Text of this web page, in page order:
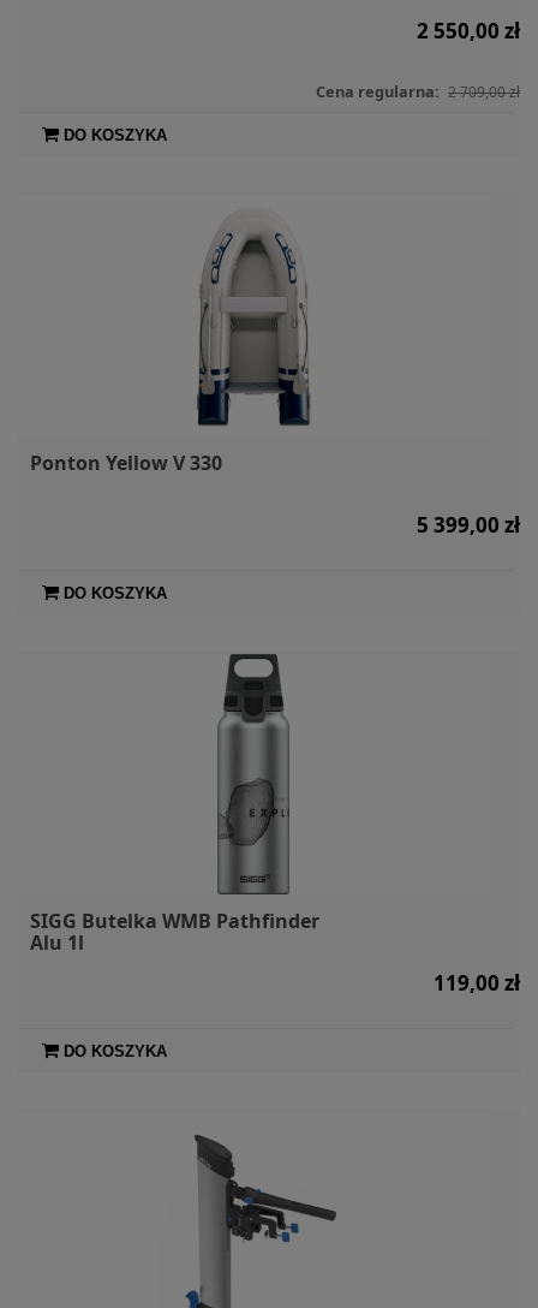
2 550,00 zł
Cena regularna: 2 709,00 zł
DO KOSZYKA
Ponton Yellow V 330
5 399,00 zł
DO KOSZYKA
SIGG Butelka WMB Pathfinder
Alu 1l
119,00 zł
DO KOSZYKA